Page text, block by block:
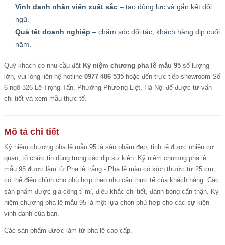
Vinh danh nhân viên xuất sắc – tạo động lực và gắn kết đội
ngũ.
Quà tết doanh nghiệp – chăm sóc đối tác, khách hàng dịp cuối
năm.
Quý khách có nhu cầu đặt Kỷ niệm chương pha lê mẫu 95 số lượng
lớn, vui lòng liên hệ hotline 0977 486 535 hoặc đến trực tiếp showroom Số
6 ngõ 326 Lê Trọng Tấn, Phường Phương Liệt, Hà Nội để được tư vấn
chi tiết và xem mẫu thực tế.
Mô tả chi tiết
Kỷ niệm chương pha lê mẫu 95 là sản phẩm đẹp, tinh tế được nhiều cơ
quan, tổ chức tin dùng trong các dịp sự kiện. Kỷ niệm chương pha lê
mẫu 95 được làm từ Pha lê trắng - Pha lê màu có kích thước từ 25 cm,
có thể điều chỉnh cho phù hợp theo nhu cầu thực tế của khách hàng. Các
sản phẩm được gia công tỉ mỉ, điêu khắc chi tiết, đánh bóng cẩn thận. Kỷ
niệm chương pha lê mẫu 95 là một lựa chọn phù hợp cho các sự kiện
vinh danh của bạn.
Các sản phẩm được làm từ pha lê cao cấp.